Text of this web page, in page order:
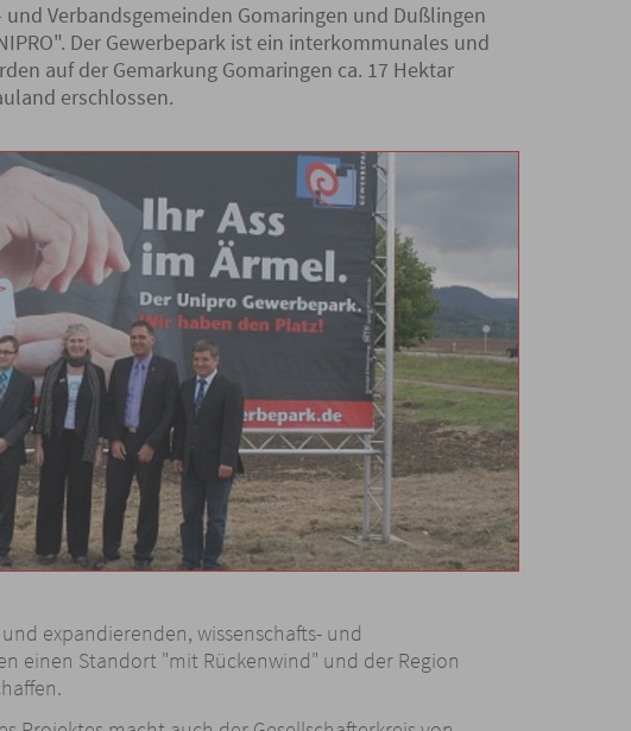
Verbandsgemeinden Gomaringen und Dußlingen
Der Gewerbepark ist ein interkommunales und
auf der Gemarkung Gomaringen ca. 17 Hektar
erschlossen.
expandierenden, wissenschafts- und
einen Standort "mit Rückenwind" und der Region